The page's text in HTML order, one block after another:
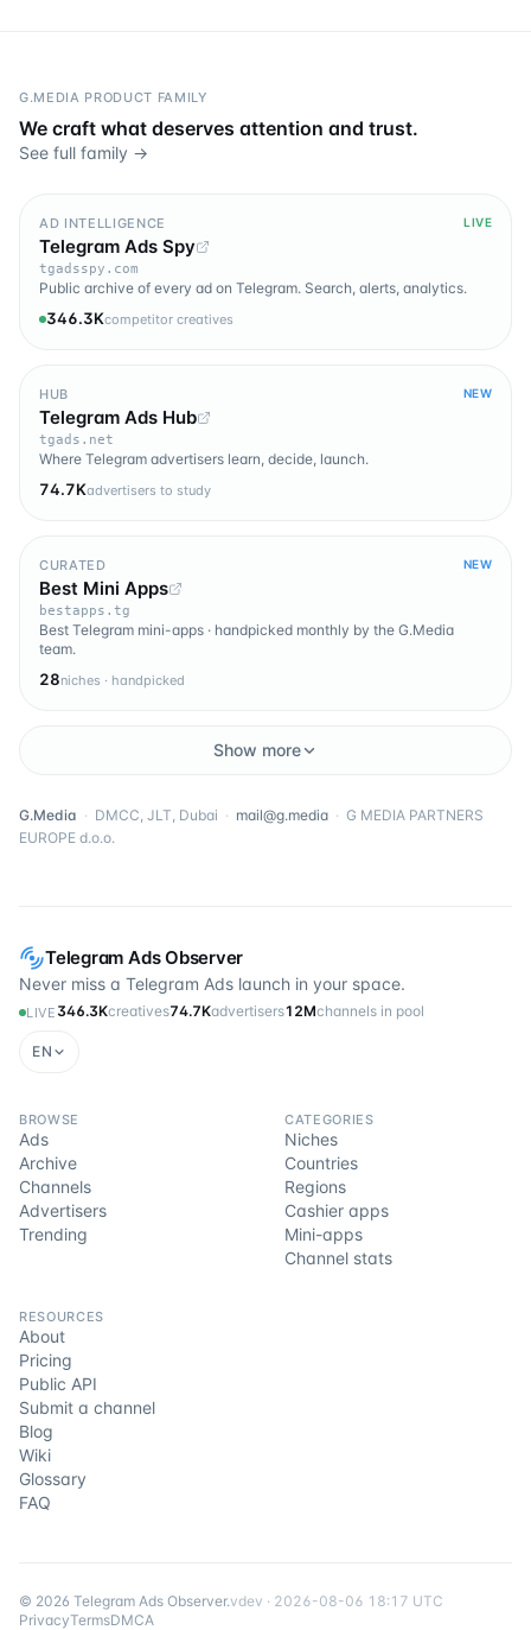
Telegram Ads Observer
Never miss a Telegram Ads launch in your space.
LIVE 346.3Kcreatives74.7Kadvertisers12Mchannels in pool
EN
BROWSE
Ads
Archive
Channels
Advertisers
Trending
CATEGORIES
Niches
Countries
Regions
Cashier apps
Mini-apps
Channel stats
RESOURCES
About
Pricing
Public API
Submit a channel
Blog
Wiki
Glossary
FAQ
G.MEDIA PRODUCT FAMILY
We craft what deserves attention and trust.
See full family →
AD INTELLIGENCE LIVE
Telegram Ads Spy
tgadsspy.com
Public archive of every ad on Telegram. Search, alerts, analytics.
346.3Kcompetitor creatives
HUB NEW
Telegram Ads Hub
tgads.net
Where Telegram advertisers learn, decide, launch.
74.7Kadvertisers to study
CURATED NEW
Best Mini Apps
bestapps.tg
Best Telegram mini-apps · handpicked monthly by the G.Media
team.
28niches · handpicked
Show more
G.Media · DMCC, JLT, Dubai · mail@g.media · G MEDIA PARTNERS
EUROPE d.o.o.
© 2026 Telegram Ads Observer.vdev · 2026-08-06 18:17 UTC
PrivacyTermsDMCA